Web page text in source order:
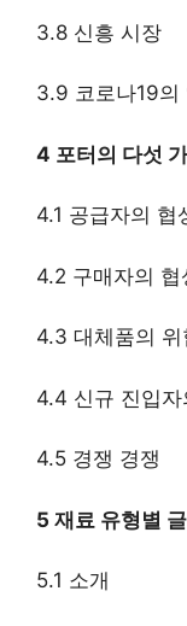
3.8 신흥 시장
3.9 코로나19의
4 포터의 다섯
4.1 공급자의 협
4.2 구매자의 협
4.3 대체품의 위
4.4 신규 진입자
4.5 경쟁 경쟁
5 재료 유형별
5.1 소개